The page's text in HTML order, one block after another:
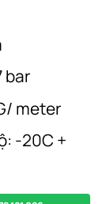
bar
meter
-20C +